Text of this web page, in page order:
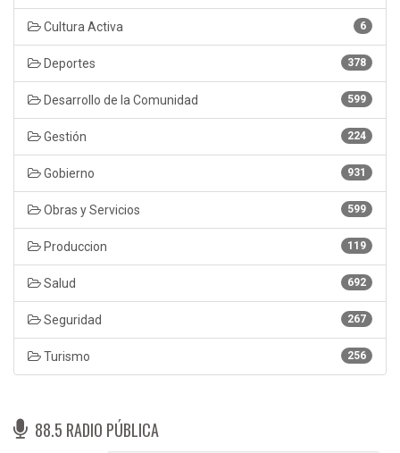
6
Cultura Activa
378
Deportes
599
Desarrollo de la Comunidad
224
Gestión
931
Gobierno
599
Obras y Servicios
119
Produccion
692
Salud
267
Seguridad
256
Turismo
88.5 RADIO PÚBLICA